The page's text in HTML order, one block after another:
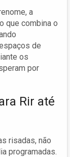
a
que combina o
de
os
por
Rir até
risadas, não
programadas.